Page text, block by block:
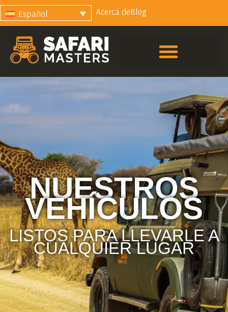
Español Acerca deBlog
NUESTROS
VEHÍCULOS
LISTOS PARA LLEVARLE A
CUALQUIER LUGAR